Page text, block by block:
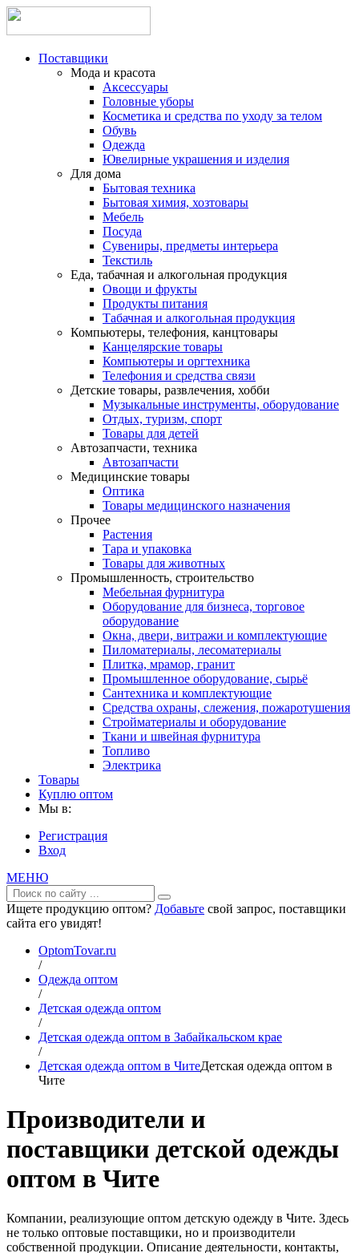
Поставщики
Мода и красота
Аксессуары
Головные уборы
Косметика и средства по уходу за телом
Обувь
Одежда
Ювелирные украшения и изделия
Для дома
Бытовая техника
Бытовая химия, хозтовары
Мебель
Посуда
Сувениры, предметы интерьера
Текстиль
Еда, табачная и алкогольная продукция
Овощи и фрукты
Продукты питания
Табачная и алкогольная продукция
Компьютеры, телефония, канцтовары
Канцелярские товары
Компьютеры и оргтехника
Телефония и средства связи
Детские товары, развлечения, хобби
Музыкальные инструменты, оборудование
Отдых, туризм, спорт
Товары для детей
Автозапчасти, техника
Автозапчасти
Медицинские товары
Оптика
Товары медицинского назначения
Прочее
Растения
Тара и упаковка
Товары для животных
Промышленность, строительство
Мебельная фурнитура
Оборудование для бизнеса, торговое
оборудование
Окна, двери, витражи и комплектующие
Пиломатериалы, лесоматериалы
Плитка, мрамор, гранит
Промышленное оборудование, сырьё
Сантехника и комплектующие
Средства охраны, слежения, пожаротушения
Стройматериалы и оборудование
Ткани и швейная фурнитура
Топливо
Электрика
Товары
Куплю оптом
Мы в:
Регистрация
Вход
МЕНЮ
Ищете продукцию оптом? Добавьте свой запрос, поставщики
сайта его увидят!
OptomTovar.ru
/
Одежда оптом
/
Детская одежда оптом
/
Детская одежда оптом в Забайкальском крае
/
Детская одежда оптом в ЧитеДетская одежда оптом в
Чите
Производители и
поставщики детской одежды
оптом в Чите
Компании, реализующие оптом детскую одежду в Чите. Здесь
не только оптовые поставщики, но и производители
собственной продукции. Описание деятельности, контакты,